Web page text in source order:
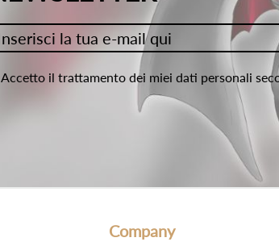
Accetto il trattamento dei miei dati personali
Company